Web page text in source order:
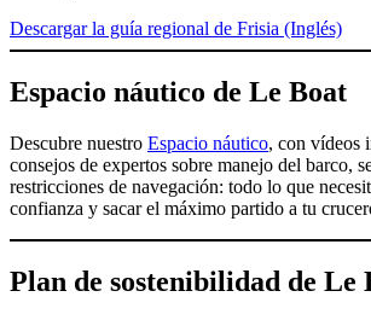
Descargar la guía regional de Frisia (Inglés)
Espacio náutico de Le Boat
Descubre nuestro Espacio náutico, con vídeos
consejos de expertos sobre manejo del barco,
restricciones de navegación: todo lo que
confianza y sacar el máximo partido a tu
Plan de sostenibilidad de Le